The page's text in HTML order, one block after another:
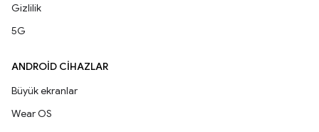
Gizlilik
5G
ANDROID CIHAZLAR
Büyük ekranlar
Wear OS